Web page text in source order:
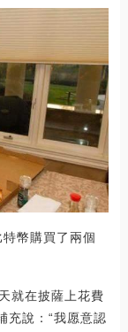
幣購買了兩個
就在披薩上花費
充說：“我愿意認